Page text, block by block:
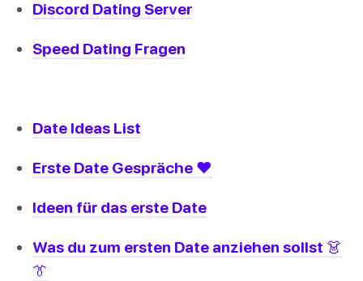
Discord Dating Server
Speed Dating Fragen
Date Ideas List
Erste Date Gespräche ❤️
Ideen für das erste Date
Was du zum ersten Date anziehen sollst 👗
👔